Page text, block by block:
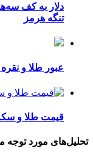
دلار به کف
تنگه هرمز
عبور طلا و
قیمت طلا و سکه
تحلیل‌های مورد توجه